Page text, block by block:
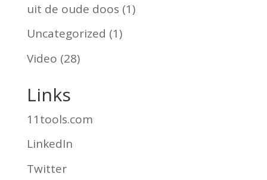
uit de oude doos (1)
Uncategorized (1)
Video (28)
Links
11tools.com
LinkedIn
Twitter